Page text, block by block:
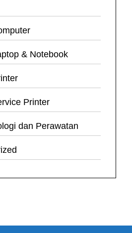
& Notebook
Printer
dan Perawatan